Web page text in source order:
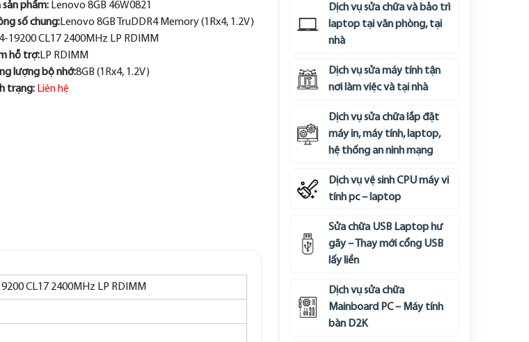
sản phẩm: Lenovo 8GB 46W0821
số chung:Lenovo 8GB TruDDR4 Memory (1Rx4, 1.2V)
19200 CL17 2400MHz LP RDIMM
hỗ trợ:LP RDIMM
lượng bộ nhớ:8GB (1Rx4, 1.2V)
trạng: Liên hệ
CL17 2400MHz LP RDIMM
Dịch vụ sửa chữa và bảo trì
laptop tại văn phòng, tại
nhà
Dịch vụ sửa máy tính tận
nơi làm việc và tại nhà
Dịch vụ sửa chữa lắp đặt
máy in, máy tính, laptop,
hệ thống an ninh mạng
Dịch vụ vệ sinh CPU máy vi
tính pc – laptop
Sửa chữa USB Laptop hư
gãy – Thay mới cổng USB
lấy liền
Dịch vụ sửa chữa
Mainboard PC – Máy tính
bàn D2K